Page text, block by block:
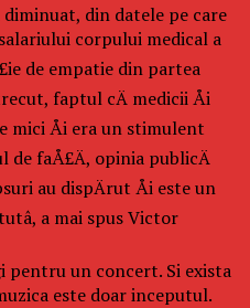
din datele pe care
salariului corpului medical a
de empatie din partea
faptul cÄ medicii Åi
mici Åi era un stimulent
faÅ£Ä, opinia publicÄ
au dispÄrut Åi este un
a mai spus Victor
pentru un concert. Si exista
este doar inceputul.